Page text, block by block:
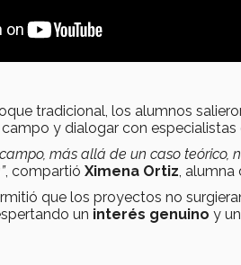
tradicional, los alumnos
y dialogar con
más allá de un caso
, compartió Ximena Ortiz ,
que los proyectos no
un interés genuino y